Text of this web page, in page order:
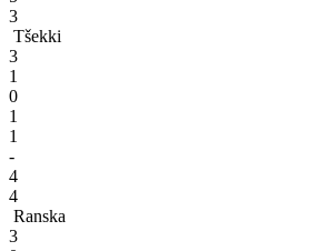
3
Tšekki
3
1
0
1
1
-
4
4
Ranska
3